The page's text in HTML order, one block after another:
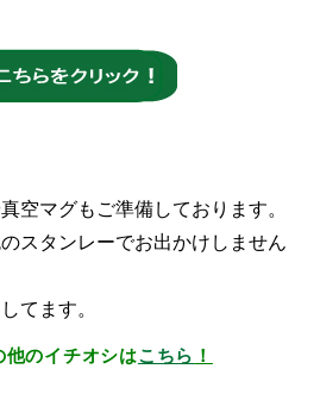
空マグもご準備しております。
スタンレーでお出かけしません
てます。
のイチオシはこちら ！